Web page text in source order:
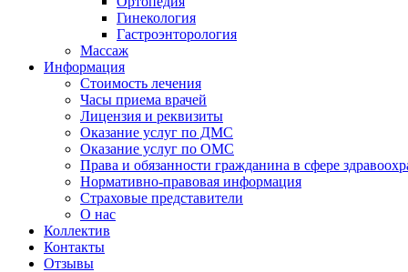
Гинекология
Гастроэнторология
Массаж
Информация
Стоимость лечения
Часы приема врачей
Лицензия и реквизиты
Оказание услуг по ДМС
Оказание услуг по ОМС
Права и обязанности гражданина в сфере
Нормативно-правовая информация
Страховые представители
О нас
Коллектив
Контакты
Отзывы